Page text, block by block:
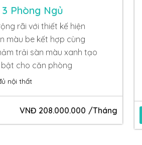
Phòng Ngủ
rãi với thiết kế hiện
màu be kết hợp cùng
trải sàn màu xanh tạo
cho căn phòng
nội thất
VNĐ 208.000.000 /Tháng